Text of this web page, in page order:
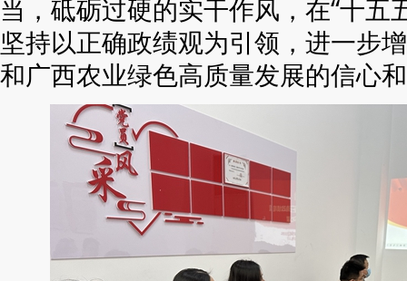
当，砥砺过硬的实干作风，在“十五
坚持以正确政绩观为引领，进一步
和广西农业绿色高质量发展的信心